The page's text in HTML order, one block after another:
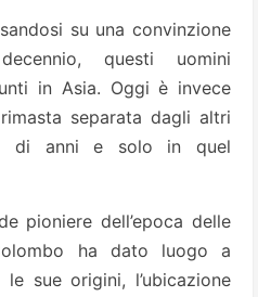
su una convinzione
questi uomini
in Asia. Oggi è invece
separata dagli altri
di anni e solo in quel
pioniere dell’epoca delle
ha dato luogo a
sue origini, l’ubicazione